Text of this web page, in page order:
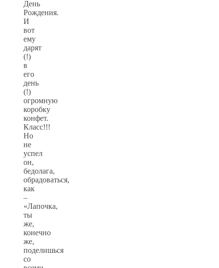
День
Рождения.
И
вот
ему
дарят
(!)
в
его
день
(!)
огромную
коробку
конфет.
Класс!!!
Но
не
успел
он,
бедолага,
обрадоваться,
как
–
«Лапочка,
ты
же,
конечно
же,
поделишься
со